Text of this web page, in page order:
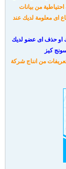
من بيانات
اى معلومة لديك عند
او حذف اى عضو لديك
كيز
من انناج شركة